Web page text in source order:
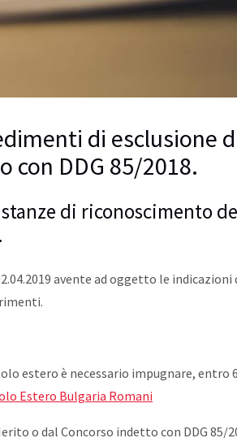
di esclusione
DDG 85/2018.
di riconoscimento
avente ad oggetto le indicazioni
estero è necessario impugnare, entro
Estero Bulgaria Romani
o dal Concorso indetto con DDG 85/